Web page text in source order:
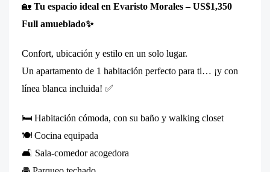
🏡 Tu espacio ideal en Evaristo Morales – US$1,350
Full amueblado✨
Confort, ubicación y estilo en un solo lugar.
Un apartamento de 1 habitación perfecto para ti… ¡y con
línea blanca incluida! ✅
🛏️ Habitación cómoda, con su baño y walking closet
🍽️ Cocina equipada
🛋️ Sala-comedor acogedora